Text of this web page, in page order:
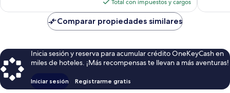
es
de
$290
Total con impuestos y cargos
Comparar propiedades similares
Inicia sesión y reserva para acumular crédito OneKeyCash en
miles de hoteles. ¡Más recompensas te llevan a más aventuras!
Iniciar sesión Registrarme gratis